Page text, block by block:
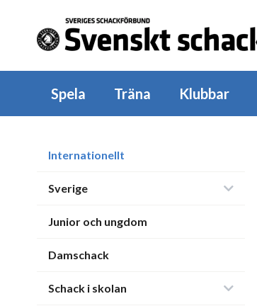
Spela Träna Klubbar
Internationellt
Sverige
Junior och ungdom
Damschack
Schack i skolan